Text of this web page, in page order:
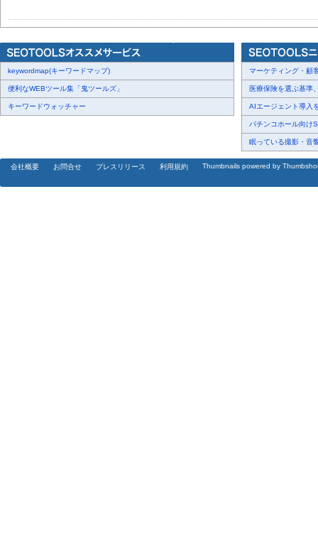
keywordmap(キーワードマップ)
便利なWEBツール集「鬼ツールズ」
キーワードウォッチャー
マーケティング・顧
医療保険を選ぶ基準
AIエージェント導入
パチンコホール向け
眠っている撮影・音
会社概要 お問合せ プレスリリース 利用規約 Thumbnails powered by